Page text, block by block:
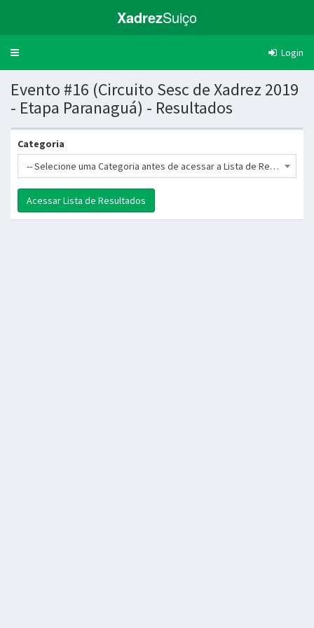
XadrezSuiço
Trocar
Login
Evento #16 (Circuito Sesc de Xadrez 2019
- Etapa Paranaguá) - Resultados
Categoria
-- Selecione uma Categoria antes de acessar a Lista de Resultados --
Acessar Lista de Resultados